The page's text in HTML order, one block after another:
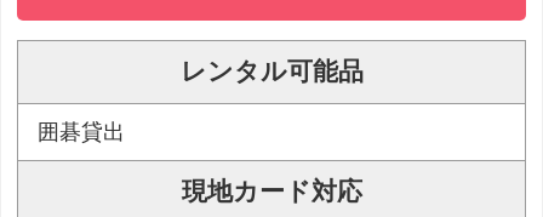
レンタル可能品
囲碁貸出
現地カード対応